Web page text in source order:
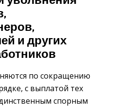
и других
по сокращению
с выплатой тех
спорным